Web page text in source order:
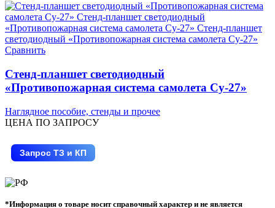
Сравнить
Стенд-планшет светодиодный
«Противопожарная система самолета Су-27»
Наглядное пособие, стенды и прочее
ЦЕНА ПО ЗАПРОСУ
Запрос ТЗ и КП
*Информация о товаре носит справочный характер и не является